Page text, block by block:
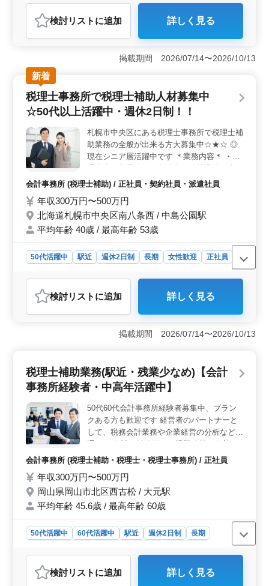
おすすめポイント
＜経験者優遇＞ この求人は、会計事務所での実務経験
が5年以上ある方に最適です。税務会計業務や税務調査、
資産税業務などの専門的な業務に従事することで、これ
までの経験とスキルを活かすことができます。 ＜働
きやすい環境＞ 完全週休2日制で、土日祝日が休みとな
っており、年間休日が120日以上あります。週5日の勤務
で、就業時間は9:30から18:00までと、働きやすい時間帯
です。残業も月10時間程度と少なく、プライベートの時
間を大切にしたい方にも理想的な環境です。 ＜福利
厚生とサポート体制＞ 雇用保険、労災保険、健康保
険、厚生年金の社会保険が完備されており、福利厚生が
充実しています。また、資格手当も支給されるため、資
格を取得することでさらなる収入アップが期待できま
す。
検討リスト に追加 詳しく見る
掲載期間 2026/07/14〜2026/10/13
新着
税理士事務所で税理士補助人材募集中
☆50代以上活躍中・週休2日制！！
札幌市中央区にある税理士事務所で税理士補
助業務の全般が出来る方大募集中☆★☆ ◎
現在シニア層活躍中です ＊業務内容＊ ・税
申告書の作成等） ・税務、会計、経営に関
税、事業承継、経営改善関連業務等 ＊備考
＊ ・社会保険完備 ・残業少なめ ・駅チカ
・50代、60代歓迎 皆様のご応募をお待ちし
ております！！！
会計事務所 (税理士補助) / 正社員・契約社員・派遣社員
年収300万円〜500万円
北海道札幌市中央区南八条西 / 中島公園駅
平均年齢 40歳 / 最高年齢 53歳
50代活躍中 駅近 週休2日制 長期 女性歓迎
正社員
おすすめポイント
＜駅チカの便利な立地＞ 中島公園駅から近く、通勤が
スムーズで快適です。仕事後や休憩時間には、周辺の公
園でリフレッシュしたり、駅周辺の飲食店でおいしい食
事を楽しむこともできます。また、公園の散策や自然を
し、経験豊富な方々と共に働けます。年齢に関係なく、
個々の能力や経験を尊重する職場環境が整っています。
幅広い業務経験が積める環境＞ 月次監査から決算業
務、税務申告書の作成など、税理士補助業務全般に携わ
れます。さらに、資産税や事業承継、経営改善関連業務
なども担当し、多彩な業務経験を積むことが可能です。
検討リスト に追加 詳しく見る
掲載期間 2026/07/14〜2026/10/13
税理士補助業務(駅近・残業少なめ)【会計
事務所経験者・中高年活躍中】
50代60代会計事務所経験者募集中、ブラン
クある方も歓迎です 経営者のパートナーと
して、税務会計業務や企業経営の分析などを
コンサルティングを行っていきます。 ●法人
業務 ●月次巡回監査業務 ●会計システム導入
支援業務 ●経営コンサルティング業務 ●医療
支援業務 ●資産税業務
会計事務所 (税理士補助・税理士・税理士事務所) / 正社員
年収300万円〜500万円
岡山県岡山市北区西古松 / 大元駅
平均年齢 45.6歳 / 最高年齢 60歳
50代活躍中 60代活躍中 駅近 週休2日制
長期
おすすめポイント
＜経験者歓迎、ブランクOK＞ 50代60代の会計事務所経
検討リスト に追加 詳しく見る